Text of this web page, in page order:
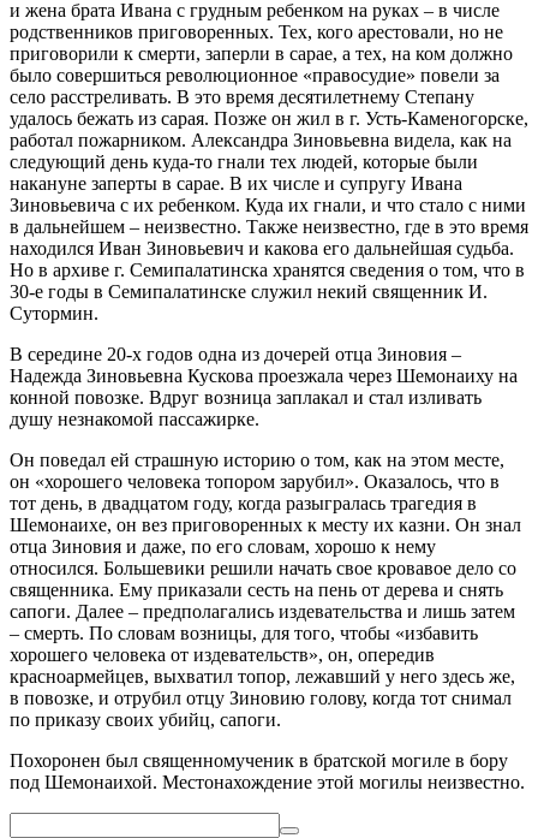
и жена брата Ивана с грудным ребенком на руках – в числе
родственников приговоренных. Тех, кого арестовали, но не
приговорили к смерти, заперли в сарае, а тех, на ком должно
было совершиться революционное «правосудие» повели за
село расстреливать. В это время десятилетнему Степану
удалось бежать из сарая. Позже он жил в г. Усть-Каменогорске,
работал пожарником. Александра Зиновьевна видела, как на
следующий день куда-то гнали тех людей, которые были
накануне заперты в сарае. В их числе и супругу Ивана
Зиновьевича с их ребенком. Куда их гнали, и что стало с ними
в дальнейшем – неизвестно. Также неизвестно, где в это время
находился Иван Зиновьевич и какова его дальнейшая судьба.
Но в архиве г. Семипалатинска хранятся сведения о том, что в
30-е годы в Семипалатинске служил некий священник И.
Сутормин.
В середине 20-х годов одна из дочерей отца Зиновия –
Надежда Зиновьевна Кускова проезжала через Шемонаиху на
конной повозке. Вдруг возница заплакал и стал изливать
душу незнакомой пассажирке.
Он поведал ей страшную историю о том, как на этом месте,
он «хорошего человека топором зарубил». Оказалось, что в
тот день, в двадцатом году, когда разыгралась трагедия в
Шемонаихе, он вез приговоренных к месту их казни. Он знал
отца Зиновия и даже, по его словам, хорошо к нему
относился. Большевики решили начать свое кровавое дело со
священника. Ему приказали сесть на пень от дерева и снять
сапоги. Далее – предполагались издевательства и лишь затем
– смерть. По словам возницы, для того, чтобы «избавить
хорошего человека от издевательств», он, опередив
красноармейцев, выхватил топор, лежавший у него здесь же,
в повозке, и отрубил отцу Зиновию голову, когда тот снимал
по приказу своих убийц, сапоги.
Похоронен был священномученик в братской могиле в бору
под Шемонаихой. Местонахождение этой могилы неизвестно.